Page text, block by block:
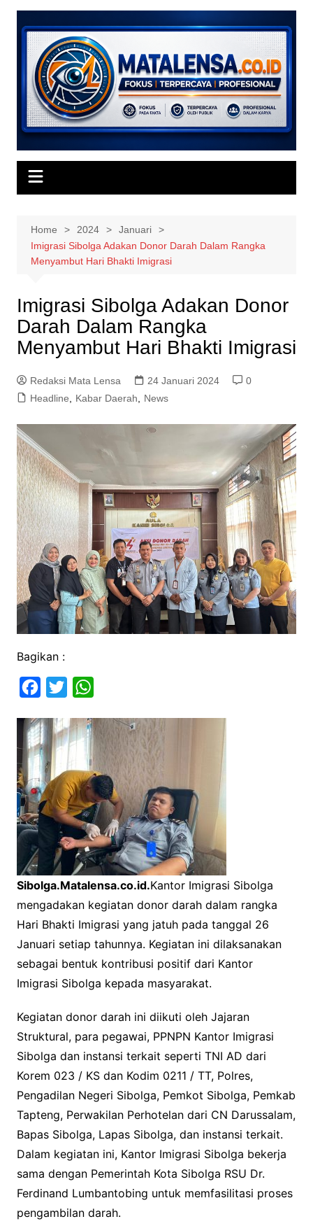
Skip
content
Home 2024
Januari
Imigrasi Sibolga Adakan Donor Darah Dalam Rangka
Menyambut Hari Bhakti Imigrasi
Imigrasi Sibolga Adakan Donor
Darah Dalam Rangka
Menyambut Hari Bhakti Imigrasi
Redaksi Mata Lensa 24 Januari 2024
0
Headline
Kabar Daerah News
Bagikan :
c
e
b
o
o
i
t
t
e
r
a
s
A
p
p
Sibolga.Matalensa.co.id.Kantor Imigrasi Sibolga
mengadakan kegiatan donor darah dalam rangka
Hari Bhakti Imigrasi yang jatuh pada tanggal 26
Januari setiap tahunnya. Kegiatan ini dilaksanakan
sebagai bentuk kontribusi positif dari Kantor
Imigrasi Sibolga kepada masyarakat.
Kegiatan donor darah ini diikuti oleh Jajaran
Struktural, para pegawai, PPNPN Kantor Imigrasi
Sibolga dan instansi terkait seperti TNI AD dari
Korem 023 / KS dan Kodim 0211 / TT, Polres,
Pengadilan Negeri Sibolga, Pemkot Sibolga, Pemkab
Tapteng, Perwakilan Perhotelan dari CN Darussalam,
Bapas Sibolga, Lapas Sibolga, dan instansi terkait.
Dalam kegiatan ini, Kantor Imigrasi Sibolga bekerja
sama dengan Pemerintah Kota Sibolga RSU Dr.
Ferdinand Lumbantobing untuk memfasilitasi proses
pengambilan darah.